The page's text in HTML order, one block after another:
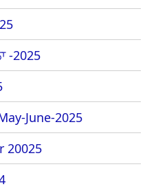
-2025
June-2025
20025